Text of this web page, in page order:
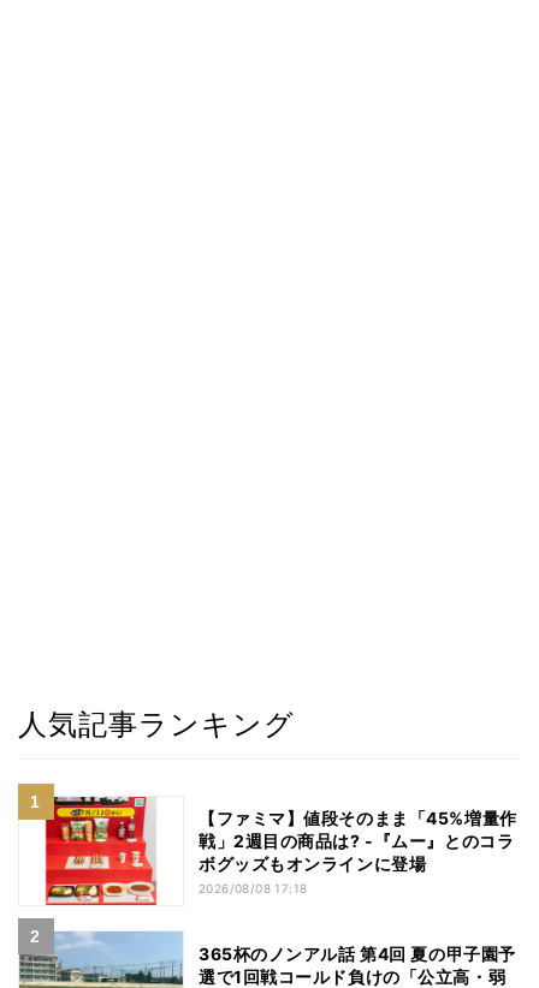
人気記事ランキング
【ファミマ】値段そのまま「45%増量作
戦」2週目の商品は? -『ムー』とのコラ
ボグッズもオンラインに登場
2026/08/08 17:18
365杯のノンアル話 第4回 夏の甲子園予
選で1回戦コールド負けの「公立高・弱